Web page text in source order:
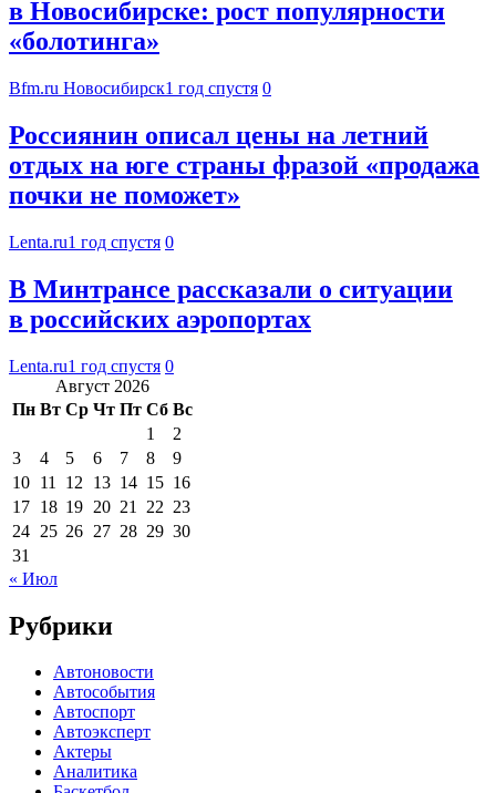
в Новосибирске: рост популярности
«болотинга»
Bfm.ru Новосибирск1 год спустя 0
Россиянин описал цены на летний
отдых на юге страны фразой «продажа
почки не поможет»
Lenta.ru1 год спустя 0
В Минтрансе рассказали о ситуации
в российских аэропортах
Lenta.ru1 год спустя 0
Август 2026
Пн Вт Ср Чт Пт Сб Вс
1
2
3
4 5 6 7 8
9
10 11 12 13 14 15 16
17 18 19 20 21 22 23
24 25 26 27 28 29 30
31
« Июл
Рубрики
Автоновости
Автособытия
Автоспорт
Автоэксперт
Актеры
Аналитика